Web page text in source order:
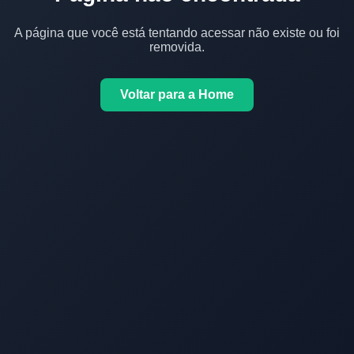
A página que você está tentando acessar não existe ou foi
removida.
Voltar para a Home